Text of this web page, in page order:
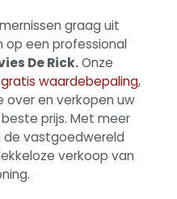
graag uit
op een professional
De Rick. Onze
gratis waardebepaling,
en verkopen uw
prijs. Met meer
de vastgoedwereld
verkoop van